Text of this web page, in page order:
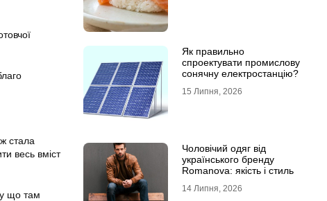
стала
весь вміст
що там
Як правильно
спроектувати промислову
сонячну електростанцію?
15 Липня, 2026
Чоловічий одяг від
українського бренду
Romanova: якість і стиль
14 Липня, 2026